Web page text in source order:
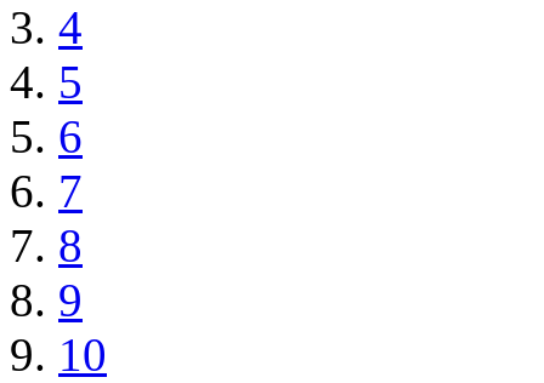
4
5
6
7
8
9
10